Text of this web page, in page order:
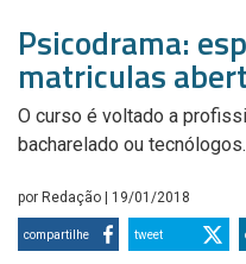
Psicodrama:
matriculas
O curso é voltado a
bacharelado ou tecnólogos.
por Redação | 19/01/2018
compartilhe tweet